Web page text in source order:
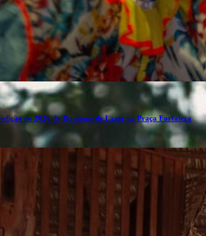
de 2026 do Domingo de Lazer na Praça Fortaleza